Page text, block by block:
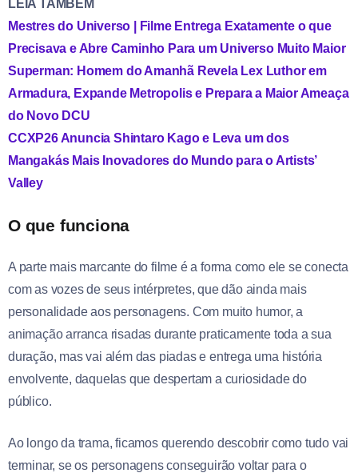
LEIA TAMBÉM
Mestres do Universo | Filme Entrega Exatamente o que
Precisava e Abre Caminho Para um Universo Muito Maior
Superman: Homem do Amanhã Revela Lex Luthor em
Armadura, Expande Metropolis e Prepara a Maior Ameaça
do Novo DCU
CCXP26 Anuncia Shintaro Kago e Leva um dos
Mangakás Mais Inovadores do Mundo para o Artists’
Valley
O que funciona
A parte mais marcante do filme é a forma como ele se conecta
com as vozes de seus intérpretes, que dão ainda mais
personalidade aos personagens. Com muito humor, a
animação arranca risadas durante praticamente toda a sua
duração, mas vai além das piadas e entrega uma história
envolvente, daquelas que despertam a curiosidade do
público.
Ao longo da trama, ficamos querendo descobrir como tudo vai
terminar, se os personagens conseguirão voltar para o